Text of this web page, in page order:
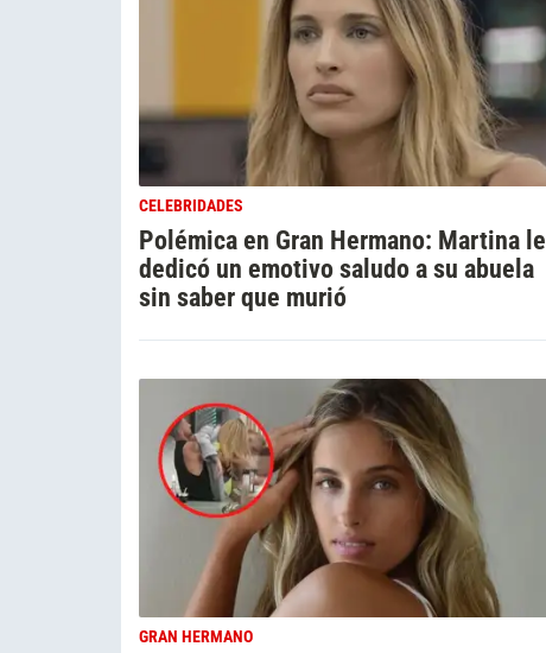
CELEBRIDADES
Polémica en Gran Hermano: Martina le
dedicó un emotivo saludo a su abuela
sin saber que murió
GRAN HERMANO